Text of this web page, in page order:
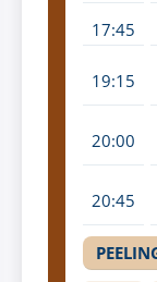
17:45
19:15
20:00
20:45